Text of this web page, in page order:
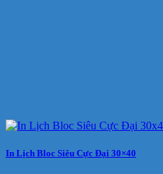
In Lịch Bloc Siêu Cực Đại 30×40